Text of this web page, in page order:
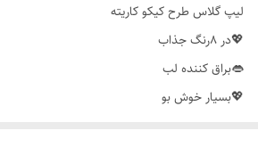
لیپ گلاس طرح کیکو کاریته
💖در 8رنگ جذاب
👄براق کننده لب
💖بسیار خوش بو